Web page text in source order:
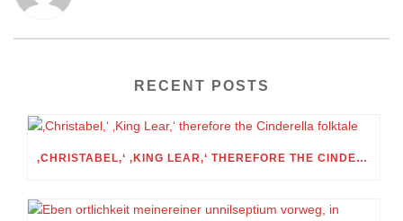
RECENT POSTS
‚CHRISTABEL,‘ ‚KING LEAR,‘ THEREFORE THE CINDERELLA FOLKTALE